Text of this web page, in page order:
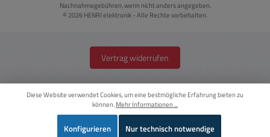
Nachnahmegebühren, wenn nicht anders angegeben.
© 2026 HENRI elektronik - Alle Rechte vorbehalten.
Vertrag widerrufen
Diese Website verwendet Cookies, um eine bestmögliche Erfahrung bieten zu
können.Mehr Informationen ...
Nur technisch notwendige
Konfigurieren